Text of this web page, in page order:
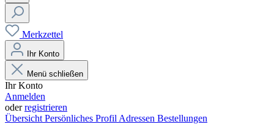
Merkzettel
Ihr Konto
Menü schließen
Ihr Konto
Anmelden
oderregistrieren
Übersicht Persönliches Profil Adressen Bestellungen